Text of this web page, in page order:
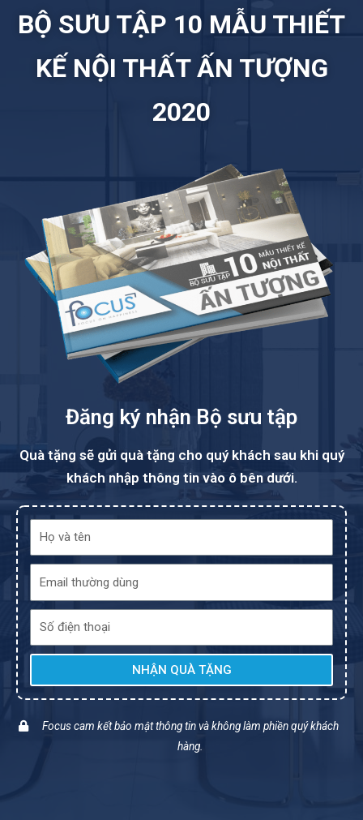
BỘ SƯU TẬP 10 MẪU THIẾT
KẾ NỘI THẤT ẤN TƯỢNG
2020
Đăng ký nhận Bộ sưu tập
Quà tặng sẽ gửi quà tặng cho quý khách sau khi quý
khách nhập thông tin vào ô bên dưới.
NHẬN QUÀ TẶNG
Focus cam kết bảo mật thông tin và không làm phiền quý khách
hàng.